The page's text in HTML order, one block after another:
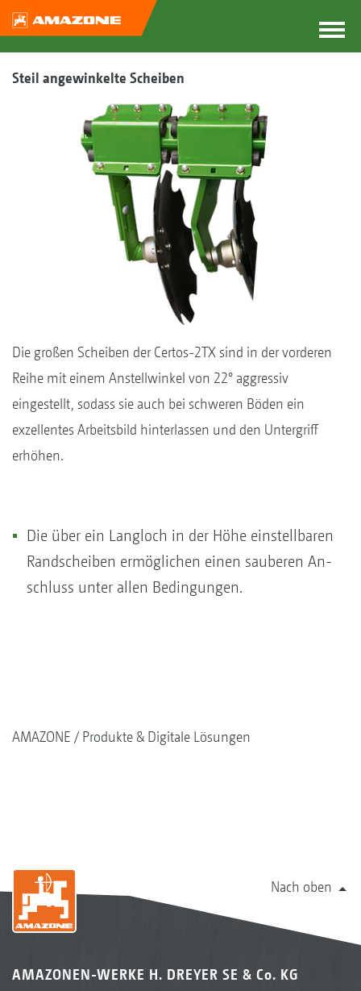
Steil angewinkelte Scheiben
Die großen Scheiben der Certos-2TX sind in der vorderen
Reihe mit einem Anstellwinkel von 22° aggressiv
eingestellt, sodass sie auch bei schweren Böden ein
exzellentes Arbeitsbild hinterlassen und den Untergriff
erhöhen.
Die über ein Langloch in der Höhe einstellbaren
Randscheiben ermöglichen einen sauberen An­
schluss unter allen Bedingungen.
AMAZONE Produkte & Digitale Lösungen
Nach oben
AMAZONEN-WERKE H. DREYER SE & Co. KG